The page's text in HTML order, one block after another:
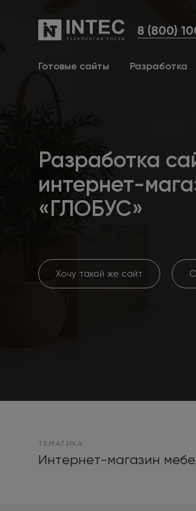
8 (800)
Готовые сайты Разработка
Разработка
интернет-
«ГЛОБУС»
Хочу такой же сайт
ТЕМАТИКА
Интернет-магазин